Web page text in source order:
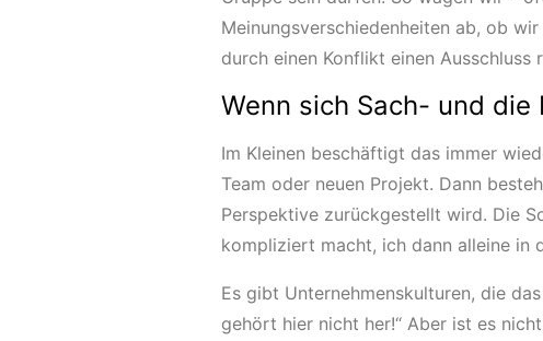
Meinungsverschiedenheiten ab, ob
durch einen Konflikt einen Ausschluss
Wenn sich Sach- und die
Im Kleinen beschäftigt das immer
Team oder neuen Projekt. Dann
Perspektive zurückgestellt wird. Die
kompliziert macht, ich dann alleine in
Es gibt Unternehmenskulturen, die
gehört hier nicht her!“ Aber ist es